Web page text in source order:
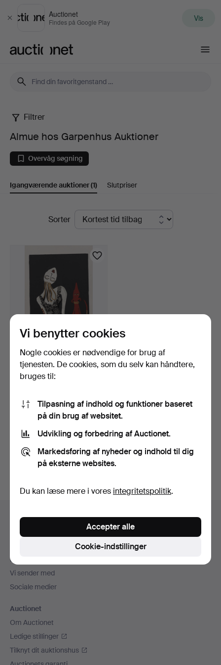
Luk
Auctionet
Findes på Google Play Vis
Almue
hos
Garpenhus
Auktioner
Filtrer
Almue hos Garpenhus Auktioner
Overvåg søgning
Igangværende auktioner(1) Slutpriser
Igangværende
Sorter
ANETTE FAHLBERG (FÖDD
1960). Kvinde med hu…
4 dage
Overvåg søgning
auktioner.
Hjælp og kontaktoplysninger
Kontakt supporten
Betalingsmuligheder
Vi sender med
Sociale medier
Auctionet
Om Auctionet
Ledige stillinger
Tilknyt dit auktionshus
Vi benytter cookies
Nogle cookies er nødvendige for brug af
tjenesten. De cookies, som du selv kan håndtere,
bruges til:
Tilpasning af indhold og funktioner baseret
på din brug af websitet.
Udvikling og forbedring af Auctionet.
Markedsføring af nyheder og indhold til dig
på eksterne websites.
Du kan læse mere i vores integritetspolitik.
Cookie-indstillinger
Accepter alle